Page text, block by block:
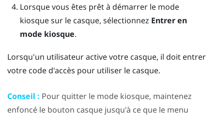
Lorsque vous êtes prêt à démarrer le mode
kiosque sur le casque, sélectionnez Entrer en
mode kiosque.
Lorsqu'un utilisateur active votre casque, il doit entrer
votre code d'accès pour utiliser le casque.
Conseil : Pour quitter le mode kiosque, maintenez
enfoncé le bouton casque jusqu'à ce que le menu